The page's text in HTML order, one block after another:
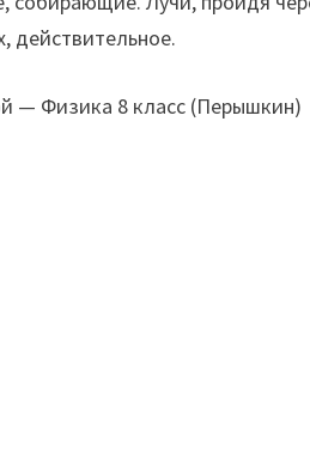
действительное.
— Физика 8 класс (Перышкин)